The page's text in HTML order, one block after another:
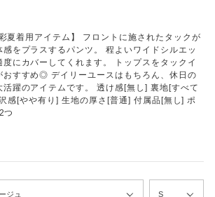
夏着用アイテム】 フロントに施されたタックが
をプラスするパンツ。 程よいワイドシルエッ
度にカバーしてくれます。 トップスをタックイ
おすすめ◎ デイリーユースはもちろん、休日の
活躍のアイテムです。 透け感[無し] 裏地[すべて
感[やや有り] 生地の厚さ[普通] 付属品[無し] ポ
つ